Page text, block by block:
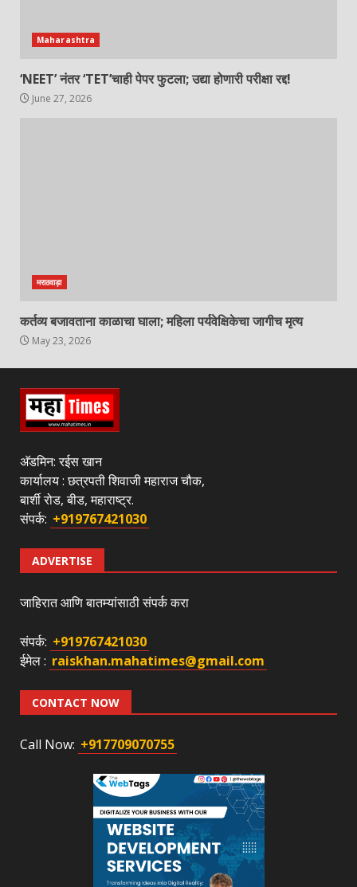
Maharashtra
‘NEET’ नंतर ‘TET’चाही पेपर फुटला; उद्या होणारी परीक्षा रद्द!
June 27, 2026
मराठवाड़ा
कर्तव्य बजावताना काळाचा घाला; महिला पर्यवेक्षिकेचा जागीच मृत्य
May 23, 2026
अ‍ॅडमिन: रईस खान
कार्यालय : छत्रपती शिवाजी महाराज चौक,
बार्शी रोड, बीड, महाराष्ट्र.
संपर्क: +919767421030
ADVERTISE
जाहिरात आणि बातम्यांसाठी संपर्क करा
संपर्क: +919767421030
ईमेल : raiskhan.mahatimes@gmail.com
CONTACT NOW
Call Now: +917709070755